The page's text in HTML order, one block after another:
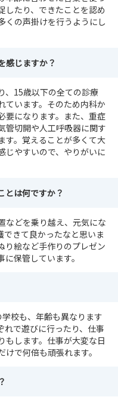
したり、できたことを認め
くの声掛けを行うようにし
感じますか？
、15歳以下の全ての診療
ています。そのため内科か
要になります。また、重症
管切開や人工呼吸器に関す
す。覚えることが多くて大
じやすいので、やりがいに
とは何ですか？
などを乗り越え、元気にな
できて良かったなと思いま
り絵など手作りのプレゼン
保管しています。
校も、年齢も異なります
れで遊びに行ったり、仕事
もします。仕事が大変な日
で何倍も頑張れます。